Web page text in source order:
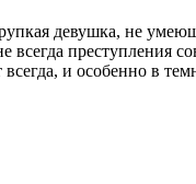
девушка, не
и особенно в